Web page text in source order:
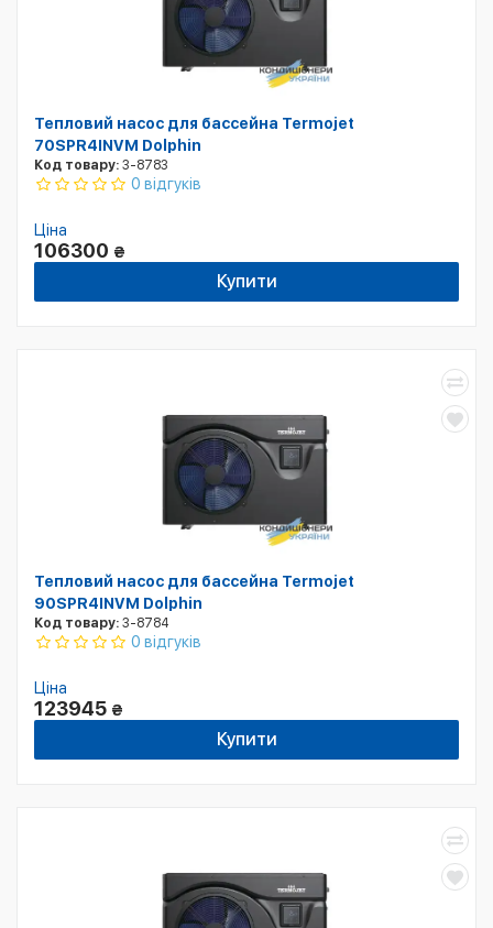
Тепловий насос для бассейна Termojet
70SPR4INVM Dolphin
Код товару: 3-8783
0 відгуків
Ціна
106300 ₴
Купити
Тепловий насос для бассейна Termojet
90SPR4INVM Dolphin
Код товару: 3-8784
0 відгуків
Ціна
123945 ₴
Купити